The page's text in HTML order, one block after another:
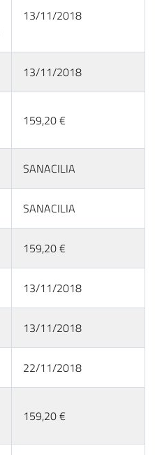
13/11/2018
13/11/2018
159,20 €
SANACILIA
SANACILIA
159,20 €
13/11/2018
13/11/2018
22/11/2018
159,20 €